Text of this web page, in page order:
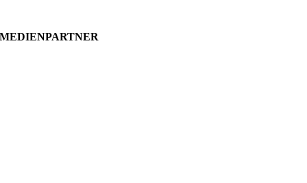
MEDIENPARTNER